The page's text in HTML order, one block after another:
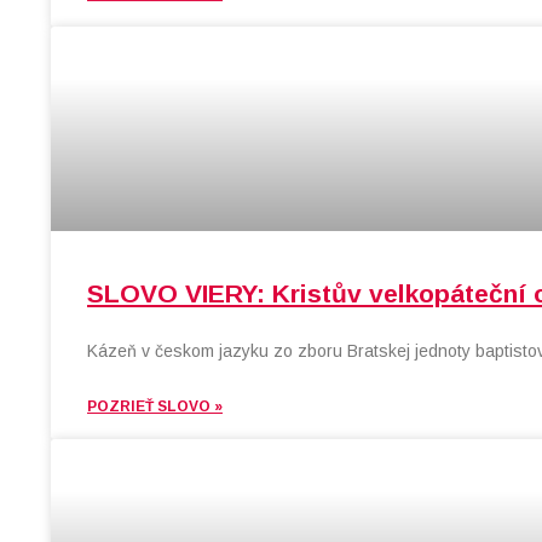
SLOVO VIERY: Kristův velkopáteční
Kázeň v českom jazyku zo zboru Bratskej jednoty
POZRIEŤ SLOVO »